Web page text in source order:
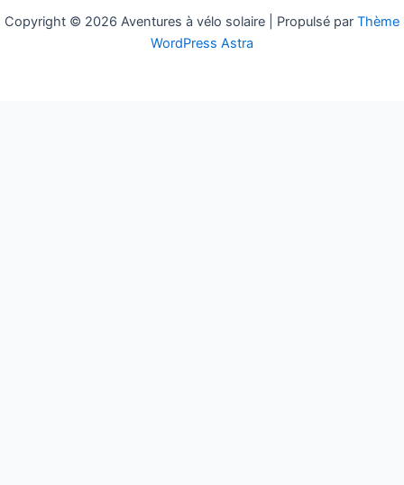
Copyright © 2026 Aventures à vélo solaire | Propulsé par Thème
WordPress Astra